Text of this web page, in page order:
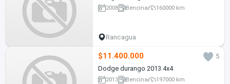
2008 Bencina 160000 km
Rancagua
$11.400.000
5
Dodge durango 2013 4x4
2013 Bencina 197000 km